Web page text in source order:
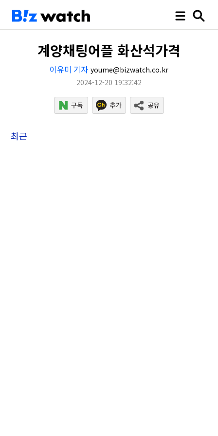
계양채팅어플 화산석가격
이유미 기자 youme@bizwatch.co.kr
2024-12-20 19:32:42
최근